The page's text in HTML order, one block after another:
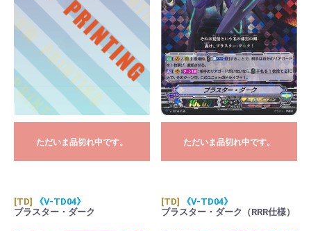
ただいま品切れ中です。 ただいま品切れ中です。
[TD]
《V-TD04》
ブラスター・ダーク
[TD]
《V-TD04》
ブラスター・ダーク（RRR仕様）